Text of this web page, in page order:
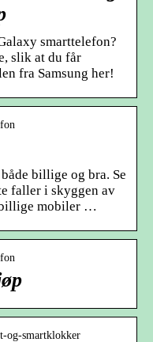
smarttelefon?
slik at du får
fra Samsung her!
billige og bra. Se
faller i skyggen av
billige mobiler …
og-smartklokker